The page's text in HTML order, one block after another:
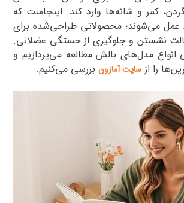
کمر و شانه‌ها وارد کند. اینجاست که
عمل می‌شوند؛ محصولاتی طراحی‌شده برای
نشستن و جلوگیری از خستگی عضلانی.
انواع مدل‌های بالش مطالعه می‌پردازیم و
را از سایت آمازون بررسی می‌کنیم.